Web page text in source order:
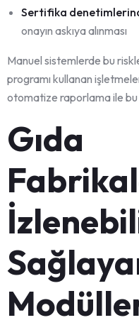
Sertifika
onayın askıya alınması
Manuel sistemlerde bu
programı kullanan
otomatize raporlama ile
Gıda